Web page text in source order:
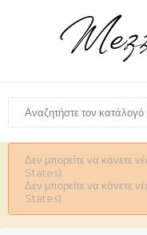
Δεν μπορείτε να κάνετε
States).
Δεν μπορείτε να κάνετε
States).